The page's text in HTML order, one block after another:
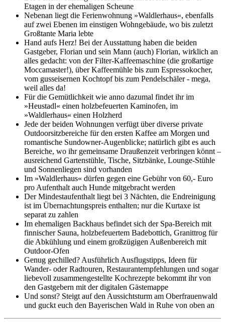
Etagen in der ehemaligen Scheune
Nebenan liegt die Ferienwohnung »Waldlerhaus«, ebenfalls
auf zwei Ebenen im einstigen Wohngebäude, wo bis zuletzt
Großtante Maria lebte
Hand aufs Herz! Bei der Ausstattung haben die beiden
Gastgeber, Florian und sein Mann (auch) Florian, wirklich an
alles gedacht: von der Filter-Kaffeemaschine (die großartige
Moccamaster!), über Kaffeemühle bis zum Espressokocher,
vom gusseisernen Kochtopf bis zum Pendelschäler - mega,
weil alles da!
Für die Gemütlichkeit wie anno dazumal findet ihr im
»Heustadl« einen holzbefeuerten Kaminofen, im
»Waldlerhaus« einen Holzherd
Jede der beiden Wohnungen verfügt über diverse private
Outdoorsitzbereiche für den ersten Kaffee am Morgen und
romantische Sundowner-Augenblicke; natürlich gibt es auch
Bereiche, wo ihr gemeinsame Draußenzeit verbringen könnt –
ausreichend Gartenstühle, Tische, Sitzbänke, Lounge-Stühle
und Sonnenliegen sind vorhanden
Im »Waldlerhaus« dürfen gegen eine Gebühr von 60,- Euro
pro Aufenthalt auch Hunde mitgebracht werden
Der Mindestaufenthalt liegt bei 3 Nächten, die Endreinigung
ist im Übernachtungspreis enthalten; nur die Kurtaxe ist
separat zu zahlen
Im ehemaligen Backhaus befindet sich der Spa-Bereich mit
finnischer Sauna, holzbefeuertem Badebottich, Granittrog für
die Abkühlung und einem großzügigen Außenbereich mit
Outdoor-Ofen
Genug gechilled? Ausführlich Ausflugstipps, Ideen für
Wander- oder Radtouren, Restaurantempfehlungen und sogar
liebevoll zusammengestellte Kochrezepte bekommt ihr von
den Gastgebern mit der digitalen Gästemappe
Und sonst? Steigt auf den Aussichtsturm am Oberfrauenwald
und guckt euch den Bayerischen Wald in Ruhe von oben an